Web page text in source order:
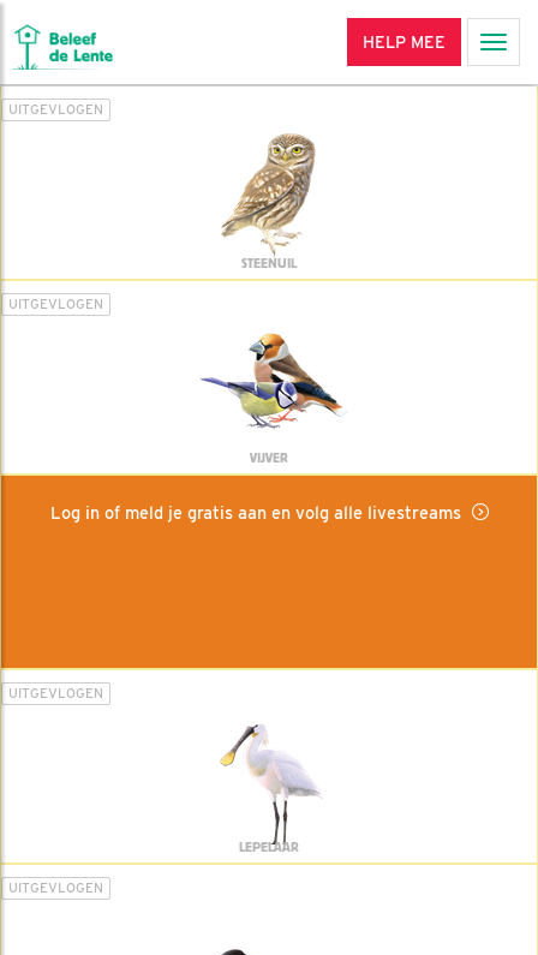
HELP MEE
UITGEVLOGEN
STEENUIL
UITGEVLOGEN
VIJVER
Log in of meld je gratis aan en volg alle livestreams
UITGEVLOGEN
LEPELAAR
UITGEVLOGEN